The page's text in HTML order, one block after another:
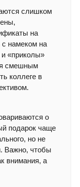
слишком
на
намеком на
«приколы»
смешным
коллеге в
о
подарок чаще
но не
Важно, чтобы
внимания, а